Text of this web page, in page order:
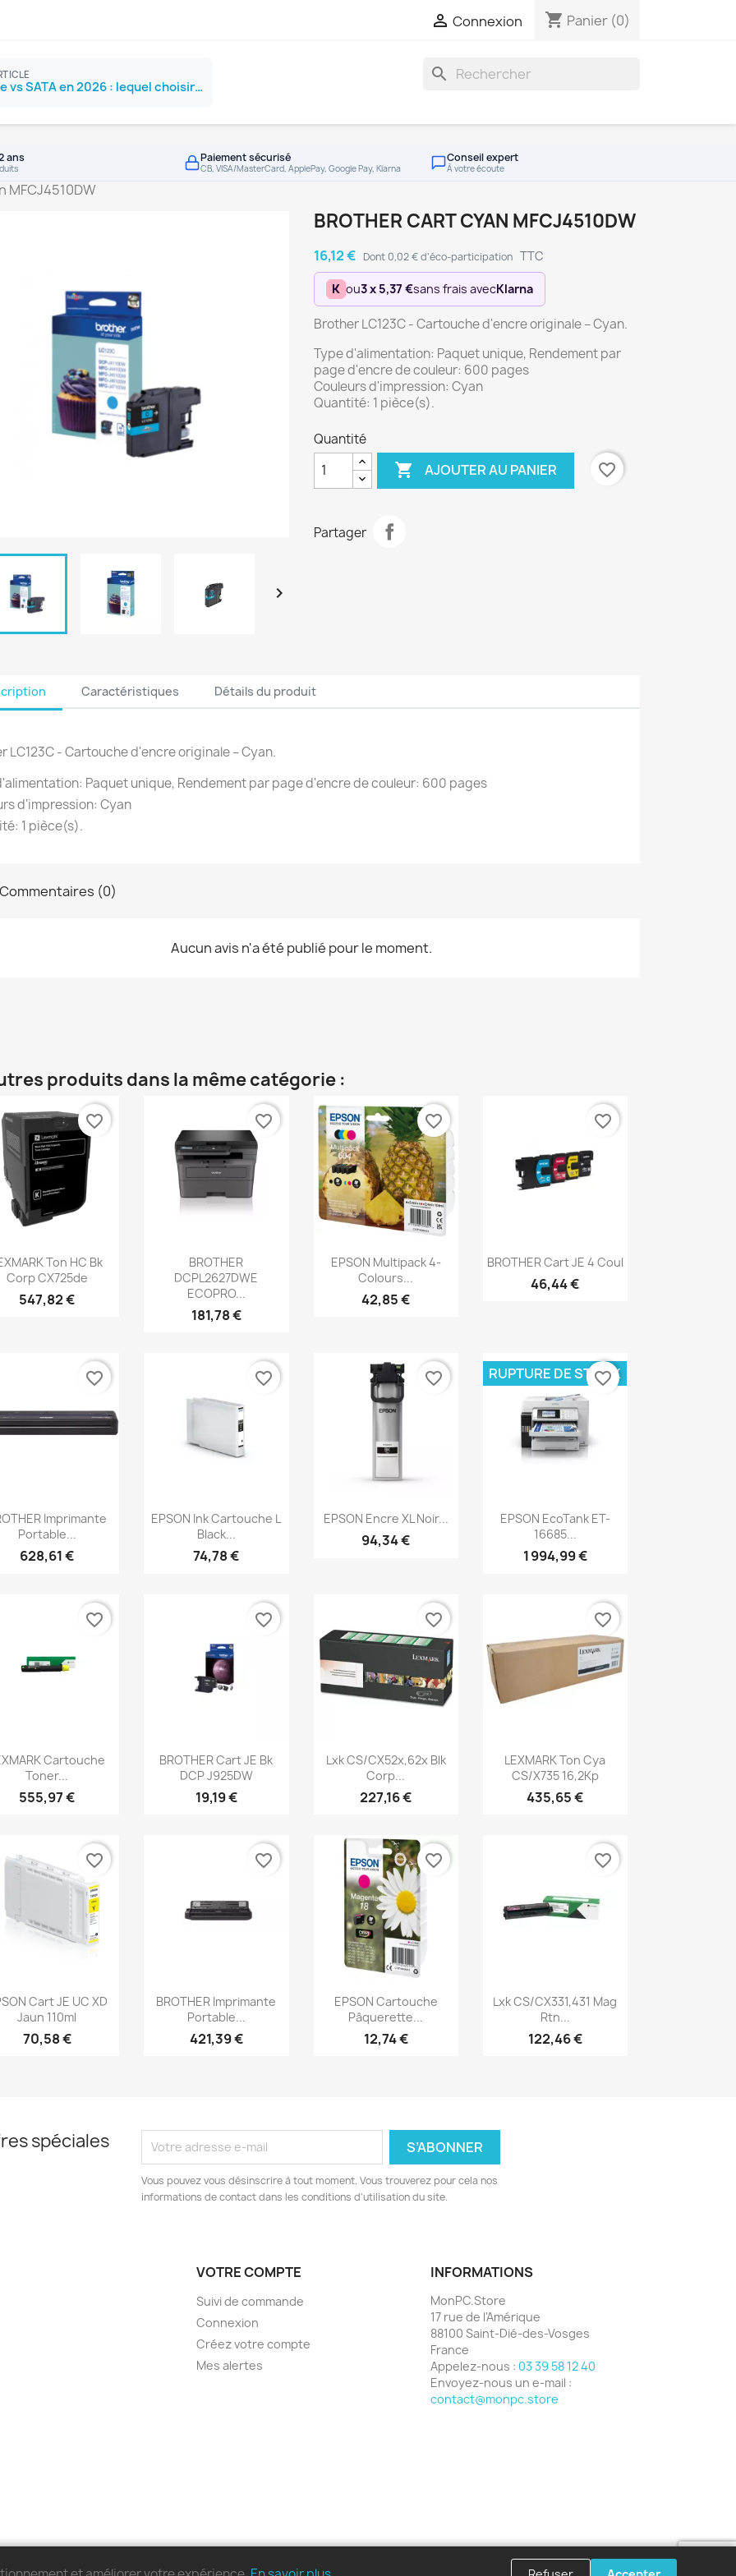
 Connexion shopping_cart Panier (0)
SSD NVMe vs SATA en 2026 : lequel choisir ?
search
ans Paiement sécurisé
CB, VISA/MasterCard, ApplePay, Google Pay, Klarna
Conseil expert
À votre écoute
MFCJ4510DW

BROTHER CART CYAN MFCJ4510DW
16,12 € Dont 0,02 € d'éco-participation TTC
K ou3 x 5,37 €sans frais avecKlarna
Brother LC123C - Cartouche d'encre originale – Cyan.
Type d'alimentation: Paquet unique, Rendement par
page d'encre de couleur: 600 pages
Couleurs d'impression: Cyan
Quantité: 1 pièce(s).
Quantité
 AJOUTER AU PANIER favorite_border
Partager
Caractéristiques Détails du produit
LC123C - Cartouche d'encre originale – Cyan.
Paquet unique, Rendement par page d'encre de couleur: 600 pages
d'impression: Cyan
1 pièce(s).
(0)
Aucun avis n'a été publié pour le moment.
produits dans la même catégorie :
Aperçu rapide
Ton HC Bk
Corp CX725de
547,82 €
favorite_border
Aperçu rapide
BROTHER
DCPL2627DWE
ECOPRO...
181,78 €
favorite_border
Aperçu rapide
EPSON Multipack 4-
Colours...
42,85 €
favorite_border
Aperçu rapide
BROTHER Cart JE 4 Coul
46,44 €
favorite_border
Aperçu rapide
Imprimante
Portable...
628,61 €
favorite_border
Aperçu rapide
EPSON Ink Cartouche L
Black...
74,78 €
favorite_border
Aperçu rapide
EPSON Encre XL Noir...
94,34 €
favorite_border
Aperçu rapide
EPSON EcoTank ET-
16685...
1 994,99 €
RUPTURE DE STOCK
favorite_border
Aperçu rapide
Cartouche
Toner...
555,97 €
favorite_border
Aperçu rapide
BROTHER Cart JE Bk
DCP J925DW
19,19 €
favorite_border
Aperçu rapide
Lxk CS/CX52x,62x Blk
Corp...
227,16 €
favorite_border
Aperçu rapide
LEXMARK Ton Cya
CS/X735 16,2Kp
435,65 €
favorite_border
Aperçu rapide
Cart JE UC XD
Jaun 110ml
70,58 €
favorite_border
Aperçu rapide
BROTHER Imprimante
Portable...
421,39 €
favorite_border
Aperçu rapide
EPSON Cartouche
Pâquerette...
12,74 €
favorite_border
Aperçu rapide
Lxk CS/CX331,431 Mag
Rtn...
122,46 €
favorite_border
spéciales
Vous pouvez vous désinscrire à tout moment. Vous trouverez pour cela nos
informations de contact dans les conditions d'utilisation du site.
VOTRE COMPTE
Suivi de commande
Connexion
Créez votre compte
Mes alertes
INFORMATIONS
MonPC.Store
17 rue de l'Amérique
88100 Saint-Dié-des-Vosges
France
Appelez-nous : 03 39 58 12 40
Envoyez-nous un e-mail :
contact@monpc.store